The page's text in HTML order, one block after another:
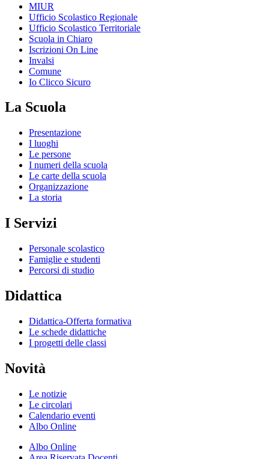
MIUR
Ufficio Scolastico Regionale
Ufficio Scolastico Territoriale
Scuola in Chiaro
Iscrizioni On Line
Invalsi
Comune
Io Clicco Sicuro
La Scuola
Presentazione
I luoghi
Le persone
I numeri della scuola
Le carte della scuola
Organizzazione
La storia
I Servizi
Personale scolastico
Famiglie e studenti
Percorsi di studio
Didattica
Didattica-Offerta formativa
Le schede didattiche
I progetti delle classi
Novità
Le notizie
Le circolari
Calendario eventi
Albo Online
Albo Online